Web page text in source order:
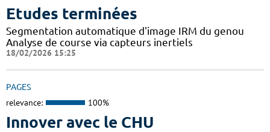
Etudes terminées
Segmentation automatique d'image IRM du genou
Analyse de course via capteurs inertiels
18/02/2026 15:25
PAGES
relevance: 100%
Innover avec le CHU